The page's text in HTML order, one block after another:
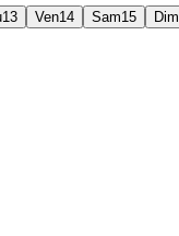
13 Ven14 Sam15 Dim